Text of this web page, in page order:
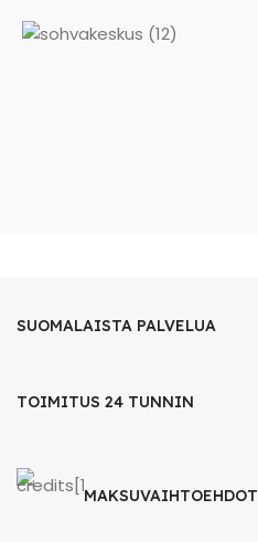
SUOMALAISTA PALVELUA
TOIMITUS 24 TUNNIN
MAKSUVAIHTOEHDOT